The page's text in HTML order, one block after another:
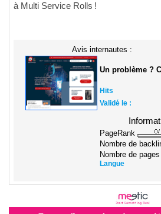
à Multi Service Rolls !
Avis internautes :
Un problème ?
Hits
Validé le :
PageRank
Nombre de
Nombre de
Langue